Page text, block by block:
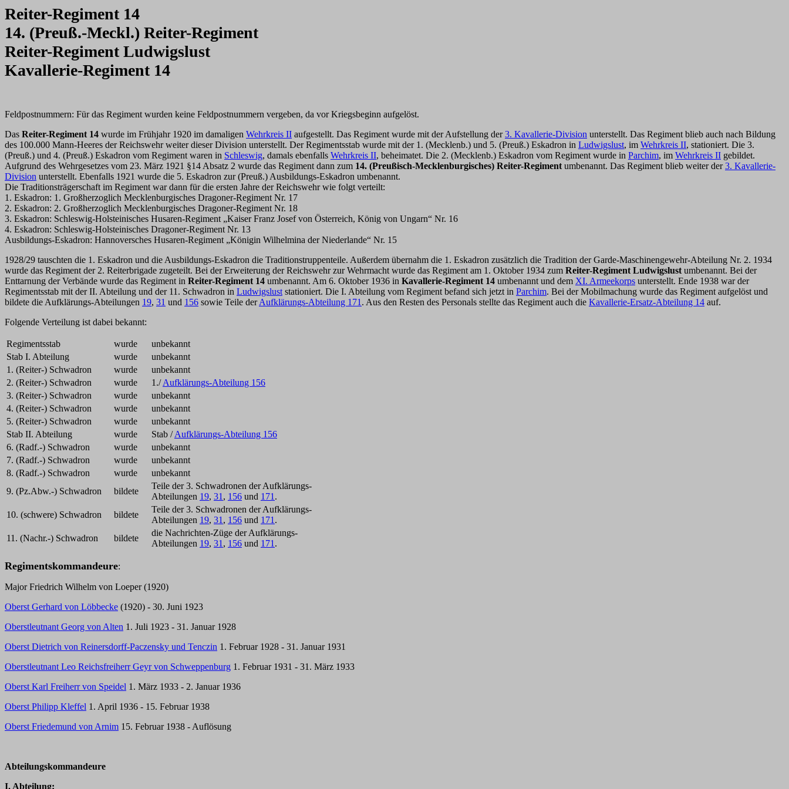
Reiter-Regiment 14
14. (Preuß.-Meckl.) Reiter-Regiment
Reiter-Regiment Ludwigslust
Kavallerie-Regiment 14
Feldpostnummern: Für das Regiment wurden keine Feldpostnummern vergeben, da vor Kriegsbeginn aufgelöst.
Das Reiter-Regiment 14 wurde im Frühjahr 1920 im damaligen Wehrkreis II aufgestellt. Das Regiment wurde mit der Aufstellung der3. Kavallerie-Division unterstellt. Das Regiment blieb auch nach Bildung
des 100.000 Mann-Heeres der Reichswehr weiter dieser Division unterstellt. Der Regimentsstab wurde mit der 1. (Mecklenb.) und 5. (Preuß.) Eskadron in Ludwigslust, im Wehrkreis II, stationiert. Die 3.
(Preuß.) und 4. (Preuß.) Eskadron vom Regiment waren in Schleswig, damals ebenfalls Wehrkreis II, beheimatet. Die 2. (Mecklenb.) Eskadron vom Regiment wurde in Parchim, im Wehrkreis II gebildet.
Aufgrund des Wehrgesetzes vom 23. März 1921 §14 Absatz 2 wurde das Regiment dann zum 14. (Preußisch-Mecklenburgisches) Reiter-Regiment umbenannt. Das Regiment blieb weiter der3. Kavallerie-
Division unterstellt. Ebenfalls 1921 wurde die 5. Eskadron zur (Preuß.) Ausbildungs-Eskadron umbenannt.
Die Traditionsträgerschaft im Regiment war dann für die ersten Jahre der Reichswehr wie folgt verteilt:
1. Eskadron: 1. Großherzoglich Mecklenburgisches Dragoner-Regiment Nr. 17
2. Eskadron: 2. Großherzoglich Mecklenburgisches Dragoner-Regiment Nr. 18
3. Eskadron: Schleswig-Holsteinisches Husaren-Regiment „Kaiser Franz Josef von Österreich, König von Ungarn“ Nr. 16
4. Eskadron: Schleswig-Holsteinisches Dragoner-Regiment Nr. 13
Ausbildungs-Eskadron: Hannoversches Husaren-Regiment „Königin Wilhelmina der Niederlande“ Nr. 15
1928/29 tauschten die 1. Eskadron und die Ausbildungs-Eskadron die Traditionstruppenteile. Außerdem übernahm die 1. Eskadron zusätzlich die Tradition der Garde-Maschinengewehr-Abteilung Nr. 2. 1934
wurde das Regiment der 2. Reiterbrigade zugeteilt. Bei der Erweiterung der Reichswehr zur Wehrmacht wurde das Regiment am 1. Oktober 1934 zum Reiter-Regiment Ludwigslust umbenannt. Bei der
Enttarnung der Verbände wurde das Regiment in Reiter-Regiment 14 umbenannt. Am 6. Oktober 1936 in Kavallerie-Regiment 14 umbenannt und dem XI. Armeekorps unterstellt. Ende 1938 war der
Regimentsstab mit der II. Abteilung und der 11. Schwadron in Ludwigslust stationiert. Die I. Abteilung vom Regiment befand sich jetzt in Parchim. Bei der Mobilmachung wurde das Regiment aufgelöst und
bildete die Aufklärungs-Abteilungen 19, 31 und 156 sowie Teile derAufklärungs-Abteilung 171 . Aus den Resten des Personals stellte das Regiment auch die Kavallerie-Ersatz-Abteilung 14 auf.
Folgende Verteilung ist dabei bekannt:
Regimentsstab wurde
unbekannt
Stab I. Abteilung
wurde
unbekannt
1. (Reiter-) Schwadron
wurde
unbekannt
2. (Reiter-) Schwadron
wurde 1./Aufklärungs-Abteilung 156
3. (Reiter-) Schwadron
wurde
unbekannt
4. (Reiter-) Schwadron
wurde
unbekannt
5. (Reiter-) Schwadron
wurde
unbekannt
Stab II. Abteilung
wurde Stab /Aufklärungs-Abteilung 156
6. (Radf.-) Schwadron
wurde
unbekannt
7. (Radf.-) Schwadron
wurde
unbekannt
8. (Radf.-) Schwadron
wurde
unbekannt
9. (Pz.Abw.-) Schwadron
bildete
Teile der 3. Schwadronen der Aufklärungs-
Abteilungen 19, 31 , 156 und 171 .
10. (schwere) Schwadron
bildete
Teile der 3. Schwadronen der Aufklärungs-
Abteilungen 19, 31 , 156 und 171 .
11. (Nachr.-) Schwadron
bildete
die Nachrichten-Züge der Aufklärungs-
Abteilungen 19, 31 , 156 und 171 .
Regimentskommandeure:
Major Friedrich Wilhelm von Loeper (1920)
Oberst Gerhard von Löbbecke (1920) - 30. Juni 1923
Oberstleutnant Georg von Alten 1. Juli 1923 - 31. Januar 1928
Oberst Dietrich von Reinersdorff-Paczensky und Tenczin 1. Februar 1928 - 31. Januar 1931
Oberstleutnant Leo Reichsfreiherr Geyr von Schweppenburg 1. Februar 1931 - 31. März 1933
Oberst Karl Freiherr von Speidel 1. März 1933 - 2. Januar 1936
Oberst Philipp Kleffel 1. April 1936 - 15. Februar 1938
Oberst Friedemund von Arnim 15. Februar 1938 - Auflösung
Abteilungskommandeure
I. Abteilung: